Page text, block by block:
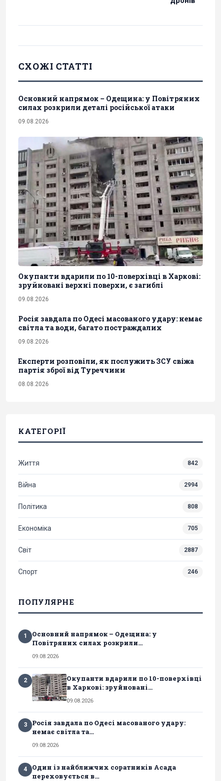
СХОЖІ СТАТТІ
Основний напрямок – Одещина: у Повітряних
силах розкрили деталі російської атаки
09.08.2026
Окупанти вдарили по 10-поверхівці в Харкові:
зруйновані верхні поверхи, є загиблі
09.08.2026
Росія завдала по Одесі масованого удару: немає
світла та води, багато постраждалих
09.08.2026
Експерти розповіли, як послужить ЗСУ свіжа
партія зброї від Туреччини
08.08.2026
КАТЕГОРІЇ
Життя 842
Війна 2994
Політика 808
Економіка 705
Світ 2887
Спорт 246
ПОПУЛЯРНЕ
1
Основний напрямок – Одещина: у
Повітряних силах розкрили...
09.08.2026
2
Окупанти вдарили по 10-поверхівці
в Харкові: зруйновані...
09.08.2026
3
Росія завдала по Одесі масованого удару:
немає світла та...
09.08.2026
4
Один із найближчих соратників Асада
переховується в...